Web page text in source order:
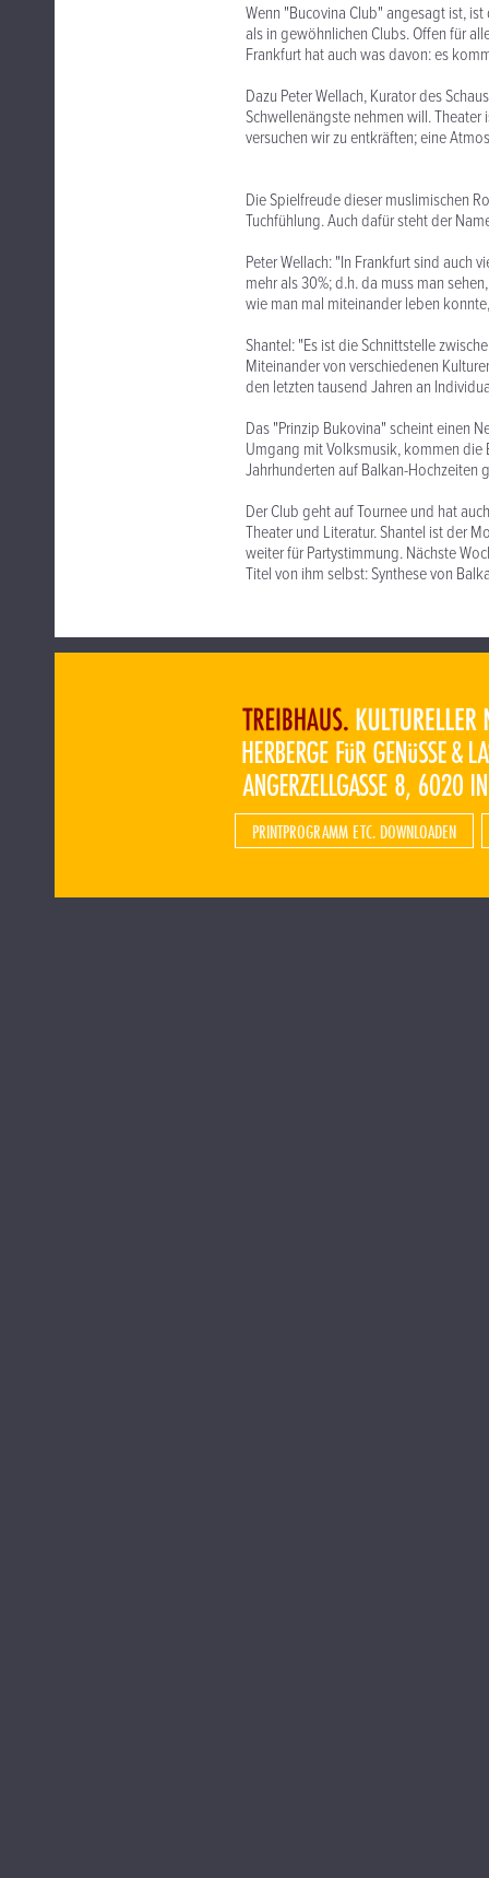
Wenn "Bucovina Club" angesagt ist,
als in gewöhnlichen Clubs. Offen für
Frankfurt hat auch was davon: es
Dazu Peter Wellach, Kurator des
Schwellenängste nehmen will.
versuchen wir zu entkräften; eine
Die Spielfreude dieser muslimischen
Tuchfühlung. Auch dafür steht der
Peter Wellach: "In Frankfurt sind auch
mehr als 30%; d.h. da muss man
wie man mal miteinander leben
Shantel: "Es ist die Schnittstelle
Miteinander von verschiedenen
den letzten tausend Jahren an
Das "Prinzip Bukovina" scheint einen
Umgang mit Volksmusik, kommen die
Jahrhunderten auf Balkan-Hochzeiten
Der Club geht auf Tournee und hat
Theater und Literatur. Shantel ist der
weiter für Partystimmung. Nächste
Titel von ihm selbst: Synthese von
PRINTPROGRAMM ETC. DOWNLOADEN